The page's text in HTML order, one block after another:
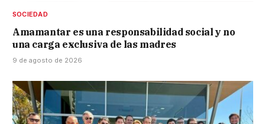
SOCIEDAD
Amamantar es una responsabilidad social y no
una carga exclusiva de las madres
9 de agosto de 2026